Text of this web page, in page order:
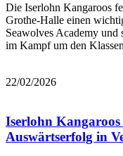
Die Iserlohn Kangaroos
Grothe-Halle einen
Seawolves Academy und
im Kampf um den
22/02/2026
Iserlohn
Auswärtserfolg in